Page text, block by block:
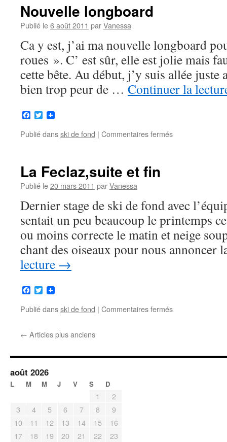
France
Nouvelle longboard
Publié le6 août 2011 parVanessa
Ca y est, j’ai ma nouvelle longboard
roues ». C’ est sûr, elle est jolie mais
cette bête. Au début, j’y suis allée juste
bien trop peur de … Continuer la
Facebook
Twitter
Publié dansski de fond | Commentaires fermés
La Feclaz,suite et fin
Publié le20 mars 2011 parVanessa
Dernier stage de ski de fond avec
sentait un peu beaucoup le printemps
ou moins correcte le matin et neige
chant des oiseaux pour nous
lecture →
Facebook
Twitter
Publié dansski de fond | Commentaires fermés
← Articles plus anciens
août 2026
L M M J V S D
1
2
3
4 5 6 7 8
9
10
11 12 13 14 15
16
17
18 19 20 21 22
23